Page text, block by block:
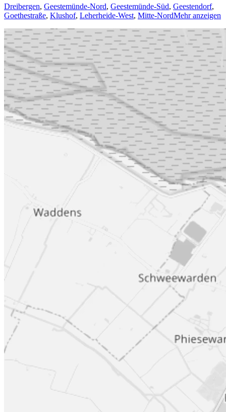
Dreibergen, Geestemünde-Nord, Geestemünde-Süd, Geestendorf,
Goethestraße, Klushof, Leherheide-West, Mitte-NordMehr anzeigen